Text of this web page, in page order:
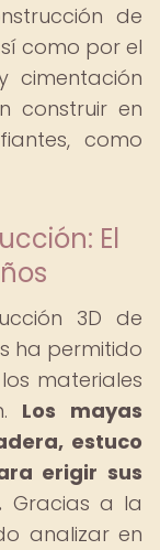
de
como por el
cimentación
construir en
como
El
3D de
ha permitido
materiales
Los mayas
estuco
erigir sus
Gracias a la
analizar en